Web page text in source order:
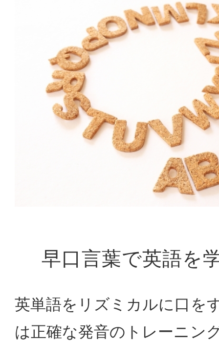
早口言葉で英語を
英単語をリズミカルに口を
は正確な発音のトレーニン